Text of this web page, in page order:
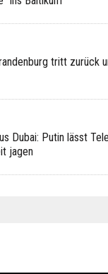
tritt zurück
Dubai: Putin lässt
jagen